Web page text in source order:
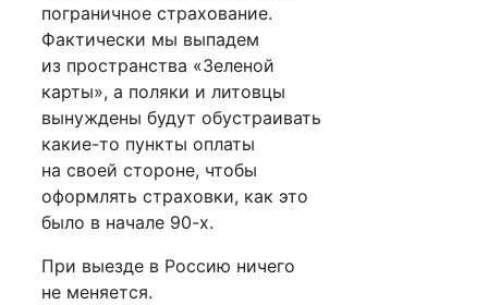
пограничное страхование.
Фактически мы выпадем
из пространства «Зеленой
карты», а поляки и литовцы
вынуждены будут обустраивать
какие-то пункты оплаты
на своей стороне, чтобы
оформлять страховки, как это
было в начале 90-х.
При выезде в Россию ничего
не меняется.